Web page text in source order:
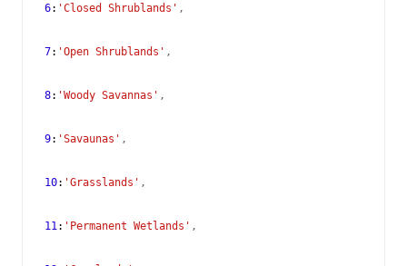
6: 'Closed Shrublands' ,
7: 'Open Shrublands' ,
8: 'Woody Savannas' ,
9: 'Savaunas' ,
10: 'Grasslands' ,
11 : 'Permanent Wetlands' ,